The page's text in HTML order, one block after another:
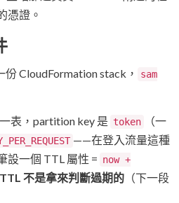
憑證。
CloudFormation stack，
sam
表，partition key 是 token
（一
——在登入流量這種
設一個 TTL 屬性 = now +
不是拿來判斷過期的 （下一段